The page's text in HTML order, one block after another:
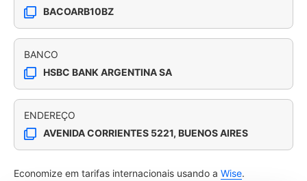
BACOARB10BZ
BANCO
HSBC BANK ARGENTINA SA
ENDEREÇO
AVENIDA CORRIENTES 5221, BUENOS AIRES
Economize em tarifas internacionais usando a Wise.